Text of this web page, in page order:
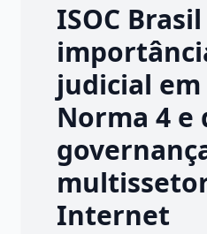
ISOC
judicial em
Norma 4 e
Internet